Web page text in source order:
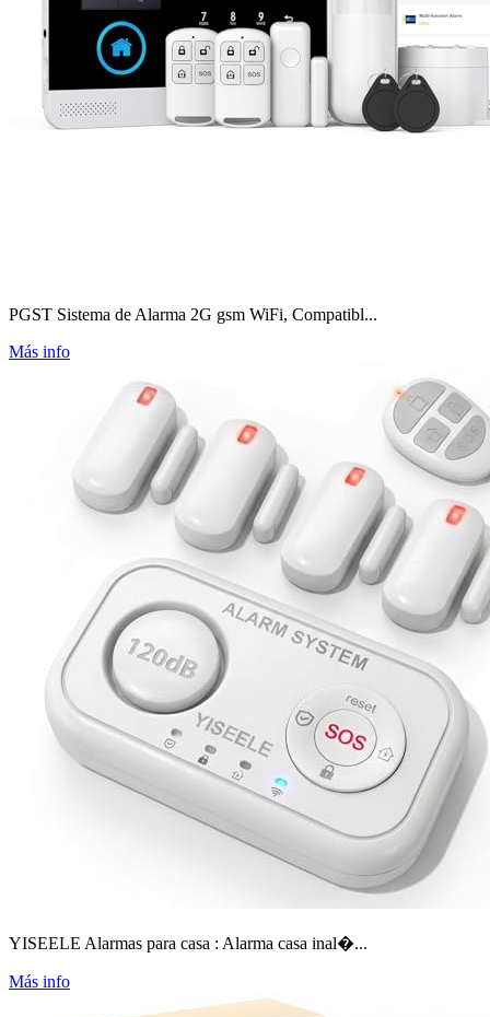
PGST Sistema de Alarma 2G gsm WiFi, Compatibl...
Más info
YISEELE Alarmas para casa : Alarma casa inal�...
Más info